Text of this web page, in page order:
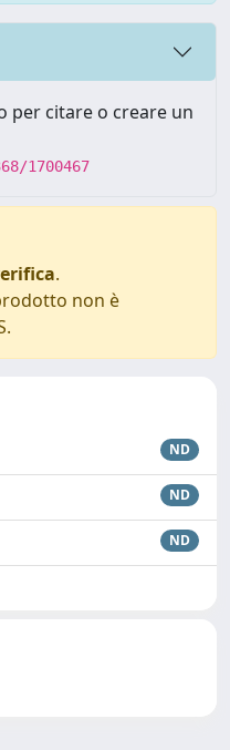
per citare o creare un
1700467
.
non è
ND
ND
ND